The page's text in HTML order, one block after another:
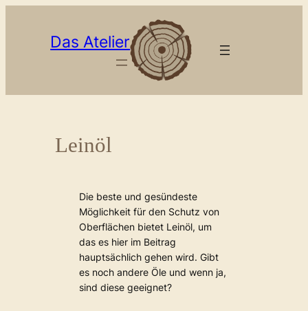
Das Atelier
Leinöl
Die beste und gesündeste
Möglichkeit für den Schutz von
Oberflächen bietet Leinöl, um
das es hier im Beitrag
hauptsächlich gehen wird. Gibt
es noch andere Öle und wenn ja,
sind diese geeignet?